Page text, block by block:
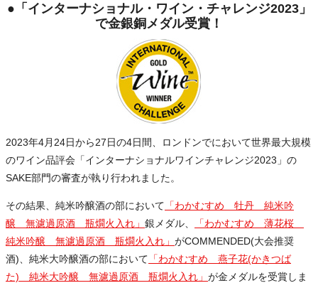
●「インターナショナル・ワイン・チャレンジ2023」
で金銀銅メダル受賞！
2023年4月24日から27日の4日間、ロンドンでにおいて世界最大規模
のワイン品評会「インターナショナルワインチャレンジ2023」の
SAKE部門の審査が執り行われました。
その結果、純米吟醸酒の部において 「わかむすめ 牡丹 純米吟
醸 無濾過原酒 瓶燗火入れ」 銀メダル、
「わかむすめ 薄花桜
純米吟醸 無濾過原酒 瓶燗火入れ」 がCOMMENDED(大会推奨
酒)、純米大吟醸酒の部において 「わかむすめ 燕子花(かきつば
た) 純米大吟醸 無濾過原酒 瓶燗火入れ」 が金メダルを受賞しま